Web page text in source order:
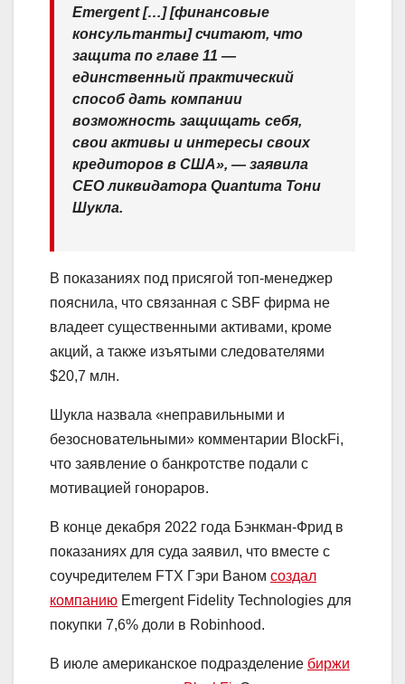
Emergent […] [финансовые
консультанты] считают, что
защита по главе 11 —
единственный практический
способ дать компании
возможность защищать себя,
свои активы и интересы своих
кредиторов в США», — заявила
CEO ликвидатора Quantuma Тони
Шукла.
В показаниях под присягой топ-менеджер
пояснила, что связанная с SBF фирма не
владеет существенными активами, кроме
акций, а также изъятыми следователями
$20,7 млн.
Шукла назвала «неправильными и
безосновательными» комментарии BlockFi,
что заявление о банкротстве подали с
мотивацией гонораров.
В конце декабря 2022 года Бэнкман-Фрид в
показаниях для суда заявил, что вместе с
соучредителем FTX Гэри Ваном создал
компанию Emergent Fidelity Technologies для
покупки 7,6% доли в Robinhood.
В июле американское подразделение биржи